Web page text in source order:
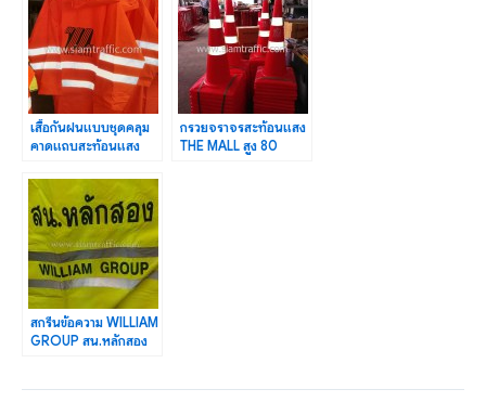
เสื้อกันฝนแบบชุดคลุม
คาดแถบสะท้อนแสง
กรวยจราจรสะท้อนแสง
THE MALL สูง 80
สกรีนข้อความ WILLIAM
GROUP สน.หลักสอง